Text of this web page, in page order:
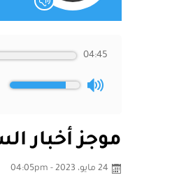
04:45
موجز أخبار الساعة 4 عصراً -
24 مايو، 2023 - 04:05pm